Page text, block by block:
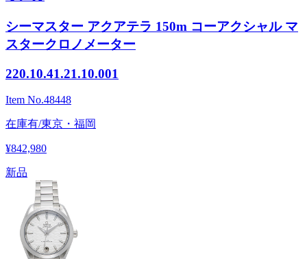
シーマスター アクアテラ 150m コーアクシャル マ
スタークロノメーター
220.10.41.21.10.001
Item No.48448
在庫有/東京・福岡
¥842,980
新品